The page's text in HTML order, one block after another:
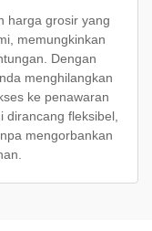
harga grosir yang
memungkinkan
Dengan
menghilangkan
ke penawaran
fleksibel,
mengorbankan